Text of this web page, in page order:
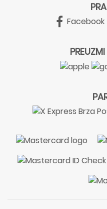
Facebook